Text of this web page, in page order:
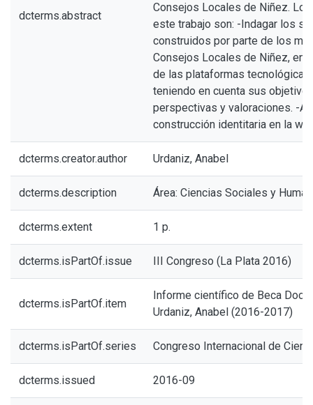
dcterms.abstract
Consejos Locales de Niñez.
este trabajo son: -Indagar los
construidos por parte de los
Consejos Locales de Niñez, en
de las plataformas tecnológicas
teniendo en cuenta sus
perspectivas y valoraciones. -
construcción identitaria en la
dcterms.creator.author Urdaniz, Anabel
dcterms.description Área: Ciencias Sociales y
dcterms.extent 1 p.
dcterms.isPartOf.issue III Congreso (La Plata 2016)
dcterms.isPartOf.item
Informe científico de Beca
Urdaniz, Anabel (2016-2017)
dcterms.isPartOf.series Congreso Internacional de
dcterms.issued 2016-09